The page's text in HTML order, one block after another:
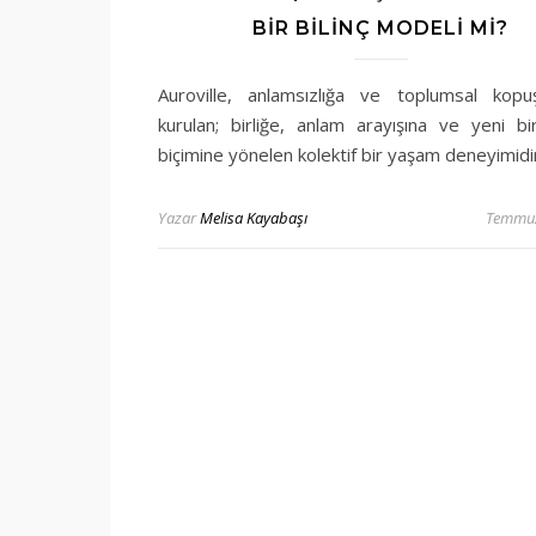
BIR BILINÇ MODELI MI?
Auroville, anlamsızlığa ve toplumsal
kurulan; birliğe, anlam arayışına ve yeni
biçimine yönelen kolektif bir yaşam
YazarMelisa Kayabaşı